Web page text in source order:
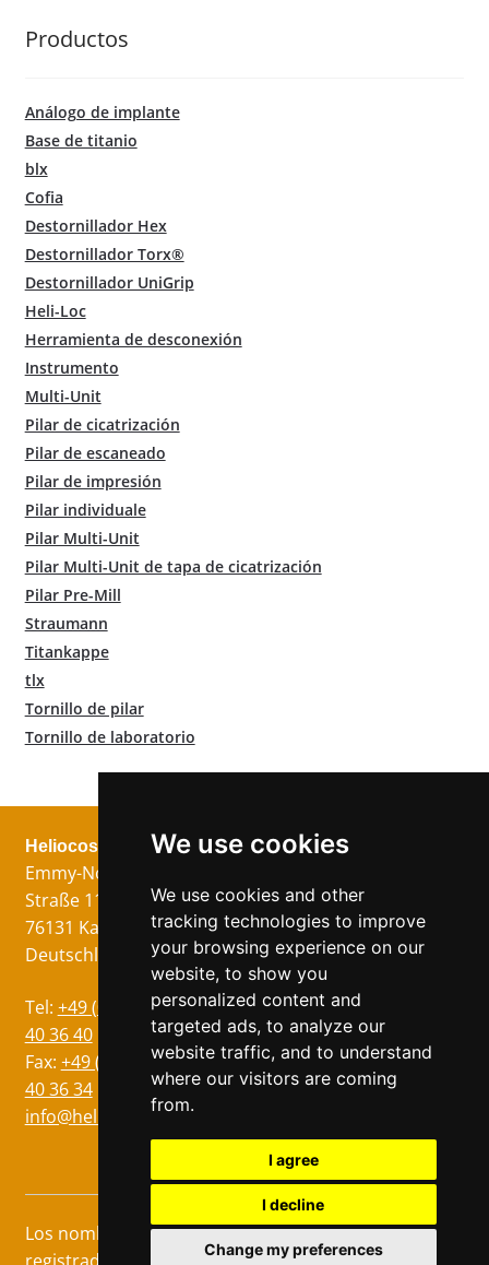
We use cookies
We use cookies and other
tracking technologies to improve
your browsing experience on our
website, to show you
personalized content and
targeted ads, to analyze our
website traffic, and to understand
where our visitors are coming
from.
I agree
I decline
Change my preferences
Productos
Análogo de implante
Base de titanio
blx
Cofia
Destornillador Hex
Destornillador Torx®
Destornillador UniGrip
Heli-Loc
Herramienta de desconexión
Instrumento
Multi-Unit
Pilar de cicatrización
Pilar de escaneado
Pilar de impresión
Pilar individuale
Pilar Multi-Unit
Pilar Multi-Unit de tapa de cicatrización
Pilar Pre-Mill
Straumann
Titankappe
tlx
Tornillo de pilar
Tornillo de laboratorio
Heliocos GmbH
Emmy-Noether-
Straße 11
76131 Karlsruhe
Deutschland
Tel: +49 (0)721 75
40 36 40
Fax: +49 (0)721 75
40 36 34
info@heliocos.de
Legal
Protección de
Datos
Condiciones
¡Síganos!
Idiomas
Alemán
Inglés
Italiano
Checo
Los nombres marcados con ® son marcas